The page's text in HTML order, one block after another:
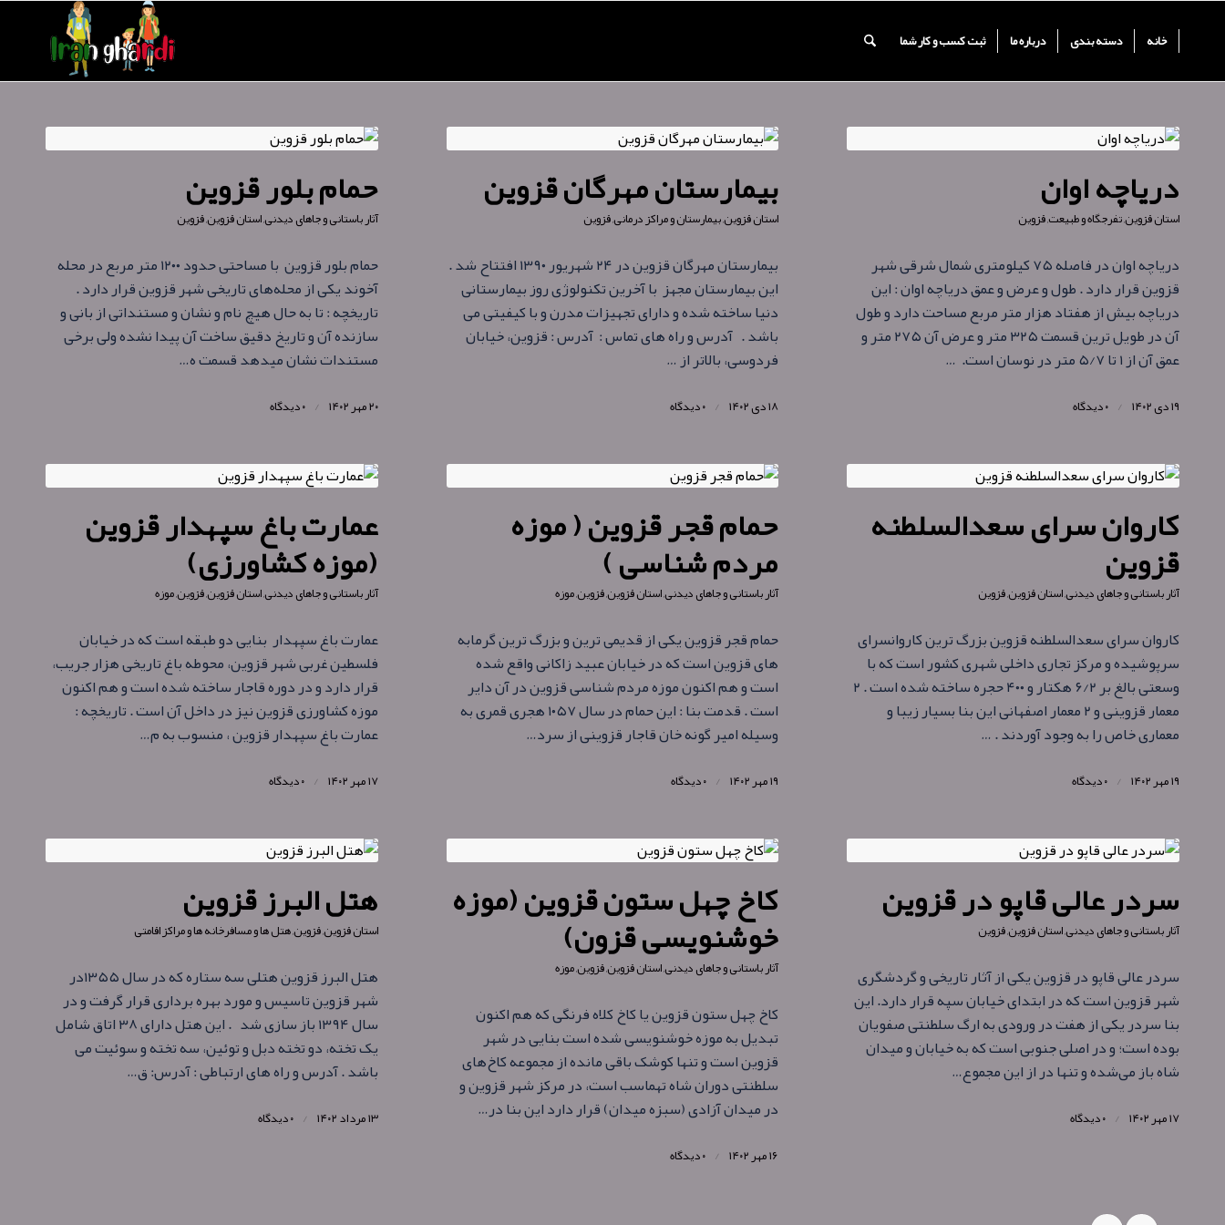
خانه دسته بندی درباره ما ثبت کسب و کار شما
درياچه اوان
استان قزوین,تفرجگاه و طبیعت,قزوین
درياچه اوان در فاصله ۷۵ کيلومتری شمال شرقی شهر
قزوين قرار دارد . طول و عرض و عمق دریاچه اوان : این
دریاچه بیش از هفتاد هزار متر مربع مساحت دارد و طول
آن در طويل ترين قسمت ۳۲۵ متر و عرض آن ۲۷۵ متر و
عمق آن از ۱ تا ۵/۷ متر در نوسان است. …
۱۹ دی ۱۴۰۲ / ۰ دیدگاه
بیمارستان مهرگان قزوین
استان قزوین,بیمارستان و مراکز درمانی,قزوین
بیمارستان مهرگان قزوین در ۲۴ شهریور ۱۳۹۰ افتتاح شد .
این بیمارستان مجهز با آخرین تکنولوژی روز بیمارستانی
دنیا ساخته شده و دارای تجهیزات مدرن و با کیفیتی می
باشد . آدرس و راه های تماس : آدرس : قزوین، خیابان
فردوسی، بالاتر از …
۱۸ دی ۱۴۰۲ / ۰ دیدگاه
حمام بلور قزوین
آثار باستانی و جاهای دیدنی,استان قزوین,قزوین
حمام بلور قزوین با مساحتی حدود ۱۲۰۰ متر مربع در محله
آخوند یکی از محله‌های تاریخی شهر قزوین قرار دارد .
تاریخچه : تا به حال هیچ نام و نشان و مستنداتی از بانی و
سازنده آن و تاریخ دقیق ساخت آن پیدا نشده ولی برخی
مستندات نشان میدهد قسمت ه…
۲۰ مهر ۱۴۰۲ / ۰ دیدگاه
کاروان‌ سرای سعدالسلطنه
قزوین
آثار باستانی و جاهای دیدنی,استان قزوین,قزوین
کاروان‌ سرای سعدالسلطنه قزوین بزرگ‌ ترین کاروانسرای
سرپوشیده و مرکز تجاری داخلی شهری کشور است که با
وسعتی بالغ بر ۶/۲ هکتار و ۴۰۰ حجره ساخته شده است . ۲
معمار قزوینی و ۲ معمار اصفهانی این بنا بسیار زیبا و
معماری خاص را به وجود آوردند . …
۱۹ مهر ۱۴۰۲ / ۰ دیدگاه
حمام قجر قزوین ( موزه
مردم شناسی )
آثار باستانی و جاهای دیدنی,استان قزوین,قزوین,موزه
حمام قجر قزوین یکی از قدیمی ترین و بزرگ ترین گرمابه
های قزوین است که در خیابان عبید زاکانی واقع شده
است و هم اکنون موزه مردم شناسی قزوین در آن دایر
است . قدمت بنا : این حمام در سال ۱۰۵۷ هجری قمری به
وسیله امیر گونه خان قاجار قزوینی از سرد…
۱۹ مهر ۱۴۰۲ / ۰ دیدگاه
عمارت باغ سپهدار قزوین
(موزه کشاورزی)
آثار باستانی و جاهای دیدنی,استان قزوین,قزوین,موزه
عمارت باغ سپهدار بنایی دو طبقه است که در خیابان
فلسطین غربی شهر قزوین، محوطه باغ تاریخی هزار جریب،
قرار دارد و در دوره قاجار ساخته شده‌ است و هم اکنون
موزه کشاورزی قزوین نیز در داخل آن است . تاریخچه :
عمارت باغ سپهدار قزوین ، منسوب به م…
۱۷ مهر ۱۴۰۲ / ۰ دیدگاه
سردر عالی‌ قاپو در قزوین
آثار باستانی و جاهای دیدنی,استان قزوین,قزوین
سردر عالی‌ قاپو در قزوین یکی از آثار تاریخی و گردشگری
شهر قزوین است که در ابتدای خیابان سپه قرار دارد. این
بنا سردر یکی از هفت در ورودی به ارگ سلطنتی صفویان
بوده‌ است؛ و در اصلی جنوبی است که به خیابان و میدان
شاه باز می‌شده و تنها در از این مجموع…
۱۷ مهر ۱۴۰۲ / ۰ دیدگاه
کاخ چهل ستون قزوین (موزه
خوشنویسی قزون)
آثار باستانی و جاهای دیدنی,استان قزوین,قزوین,موزه
کاخ چهل ستون قزوین یا کاخ کلاه فرنگی که هم اکنون
تبدیل به موزه خوشنویسی شده است بنایی در شهر
قزوین است و تنها کوشک باقی‌ مانده از مجموعه کاخ‌های
سلطنتی دوران شاه تهماسب است، در مرکز شهر قزوین و
در میدان آزادی (سبزه میدان) قرار دارد این بنا در…
۱۶ مهر ۱۴۰۲ / ۰ دیدگاه
هتل البرز قزوین
استان قزوین,قزوین,هتل ها و مسافرخانه ها و مراکز اقامتی
هتل البرز قزوین هتلی سه ستاره که در سال ۱۳۵۵در
شهر قزوین تاسیس و مورد بهره برداری قرار گرفت و در
سال ۱۳۹۴ باز سازی شد . این هتل دارای ۳۸ اتاق شامل
یک تخته، دو تخته دبل و توئین، سه تخته و سوئیت می
باشد . آدرس و راه های ارتباطی : آدرس: ق…
۱۳ مرداد ۱۴۰۲ / ۰ دیدگاه